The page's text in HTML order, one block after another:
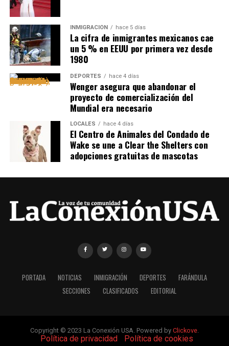
INMIGRACIÓN hace 5 días
La cifra de inmigrantes mexicanos cae
un 5 % en EEUU por primera vez desde
1980
DEPORTES hace 4 días
Wenger asegura que abandonar el
proyecto de comercialización del
Mundial era necesario
LOCALES hace 4 días
El Centro de Animales del Condado de
Wake se une a Clear the Shelters con
adopciones gratuitas de mascotas
PORTADA NOTICIAS INMIGRACIÓN DEPORTES
FARÁNDULA
SECCIONES
CLASIFICADOS EDITORIAL
Copyright © 2023 La Conexión USA. Powered by Clickove.
Política de privacidad Política de cookies